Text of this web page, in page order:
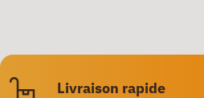
Livraison rapide